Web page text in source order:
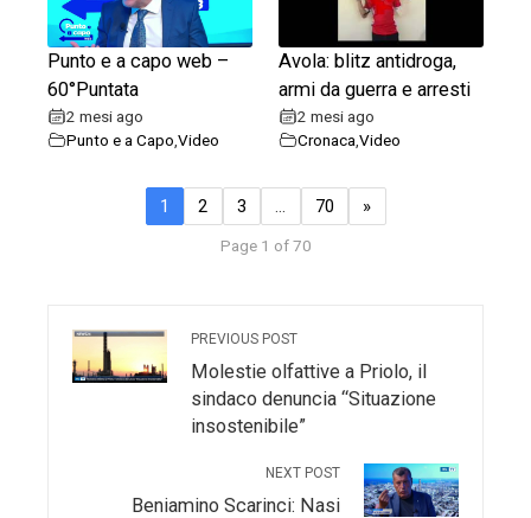
Punto e a capo web –
60°Puntata
2 mesi ago
Punto e a Capo,Video
Avola: blitz antidroga,
armi da guerra e arresti
2 mesi ago
Cronaca,Video
1 2 3 … 70 »
Page 1 of 70
PREVIOUS POST
Molestie olfattive a Priolo, il
sindaco denuncia “Situazione
insostenibile”
NEXT POST
Beniamino Scarinci: Nasi